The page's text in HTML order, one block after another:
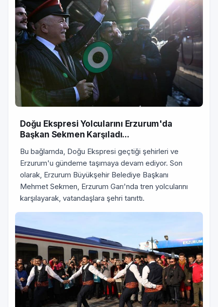
Doğu Ekspresi Yolcularını Erzurum'da
Başkan Sekmen Karşıladı...
Bu bağlamda, Doğu Ekspresi geçtiği şehirleri ve
Erzurum'u gündeme taşımaya devam ediyor. Son
olarak, Erzurum Büyükşehir Belediye Başkanı
Mehmet Sekmen, Erzurum Garı'nda tren yolcularını
karşılayarak, vatandaşlara şehri tanıttı.